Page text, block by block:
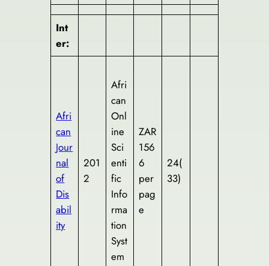
Int
er:
Afri
can
Jour
nal
of
Dis
abil
ity
201
2
Afri
can
Onl
ine
Sci
enti
fic
Info
rma
tion
Syst
em
ZAR
156
6
per
pag
e
24(
33)